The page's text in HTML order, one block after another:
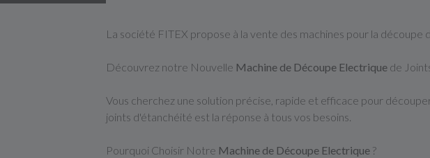
La société FITEX propose à la vente des machines pour la découpe
Découvrez notre Nouvelle Machine de Découpe Electrique de
Vous cherchez une solution précise, rapide et efficace pour
joints d'étanchéité est la réponse à tous vos besoins.
Pourquoi Choisir Notre Machine de Découpe Electrique ?